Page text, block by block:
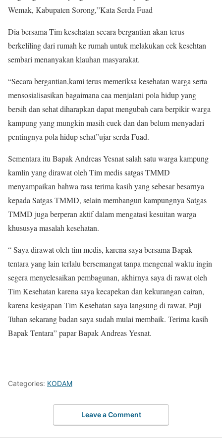
Wemak, Kabupaten Sorong,”Kata Serda Fuad
Dia bersama Tim kesehatan secara bergantian akan terus
berkeliling dari rumah ke rumah untuk melakukan cek kesehtan
sembari menanyakan klauhan masyarakat.
“Secara bergantian,kami terus memeriksa kesehatan warga serta
mensosialisasikan bagaimana caa menjalani pola hidup yang
bersih dan sehat diharapkan dapat mengubah cara berpikir warga
kampung yang mungkin masih cuek dan dan belum menyadari
pentingnya pola hidup sehat”ujar serda Fuad.
Sementara itu Bapak Andreas Yesnat salah satu warga kampung
kamlin yang dirawat oleh Tim medis satgas TMMD
menyampaikan bahwa rasa terima kasih yang sebesar besarnya
kepada Satgas TMMD, selain membangun kampungnya Satgas
TMMD juga berperan aktif dalam mengatasi kesuitan warga
khususya masalah kesehatan.
“ Saya dirawat oleh tim medis, karena saya bersama Bapak
tentara yang lain terlalu bersemangat tanpa mengenal waktu ingin
segera menyelesaikan pembagunan, akhirnya saya di rawat oleh
Tim Kesehatan karena saya kecapekan dan kekurangan cairan,
karena kesigapan Tim Kesehatan saya langsung di rawat, Puji
Tuhan sekarang badan saya sudah mulai membaik. Terima kasih
Bapak Tentara” papar Bapak Andreas Yesnat.
Categories: KODAM
Leave a Comment